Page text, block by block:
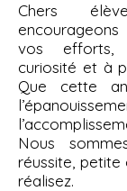
Chers
vos
curiosité et à
Que cette
Nous
réussite, petite
réalisez.